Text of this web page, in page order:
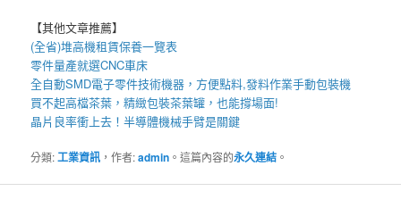
【其他文章推薦】
(全省)堆高機租賃保養一覽表
零件量產就選CNC車床
全自動SMD電子零件技術機器 ，方便點料,發料作業手動包裝機
買不起高檔茶葉，精緻包裝茶葉罐 ，也能撐場面!
晶片良率衝上去！半導體機械手臂是關鍵
分類:工業資訊 ，作者:admin 。這篇內容的永久連結 。